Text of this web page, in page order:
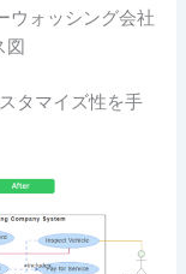
ウォッシング会社
図
タマイズ性を手